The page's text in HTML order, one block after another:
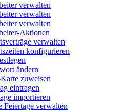
verwalten
verwalten
verwalten
Aktionen
verwalten
konfigurieren
ändern
zuweisen
eintragen
importieren
Feiertage verwalten